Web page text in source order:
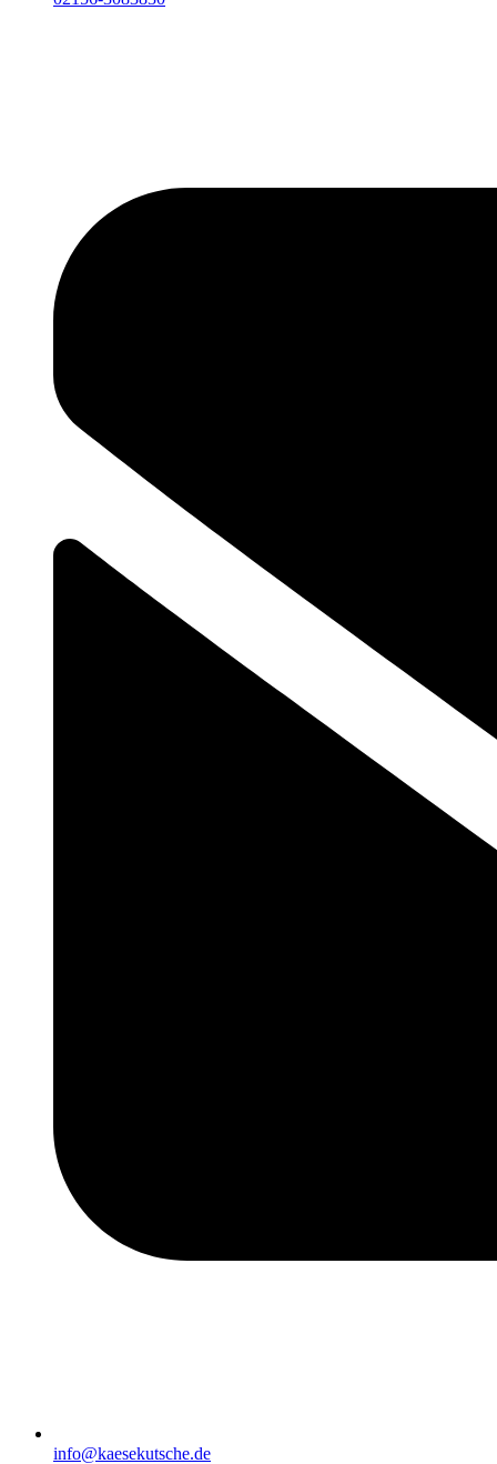
info@kaesekutsche.de